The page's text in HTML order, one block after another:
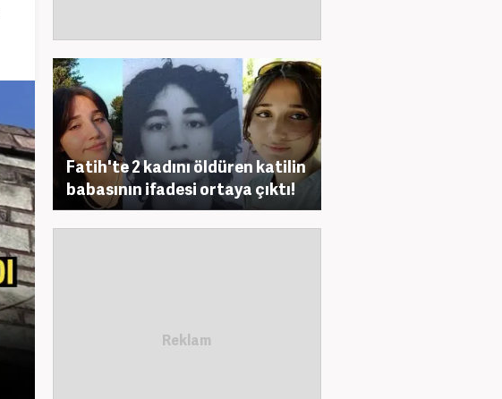
Fatih'te 2 kadını öldüren katilin
babasının ifadesi ortaya çıktı!